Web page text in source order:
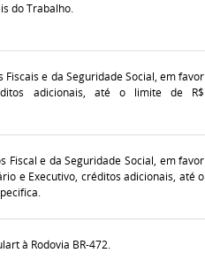
do Trabalho.
e da Seguridade Social, em favor
adicionais, até o limite de R$
Fiscal e da Seguridade Social, em favor
e Executivo, créditos adicionais, até o
à Rodovia BR-472.